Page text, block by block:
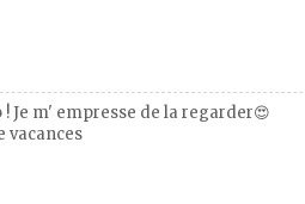
Je m' empresse de la regarder😍
vacances